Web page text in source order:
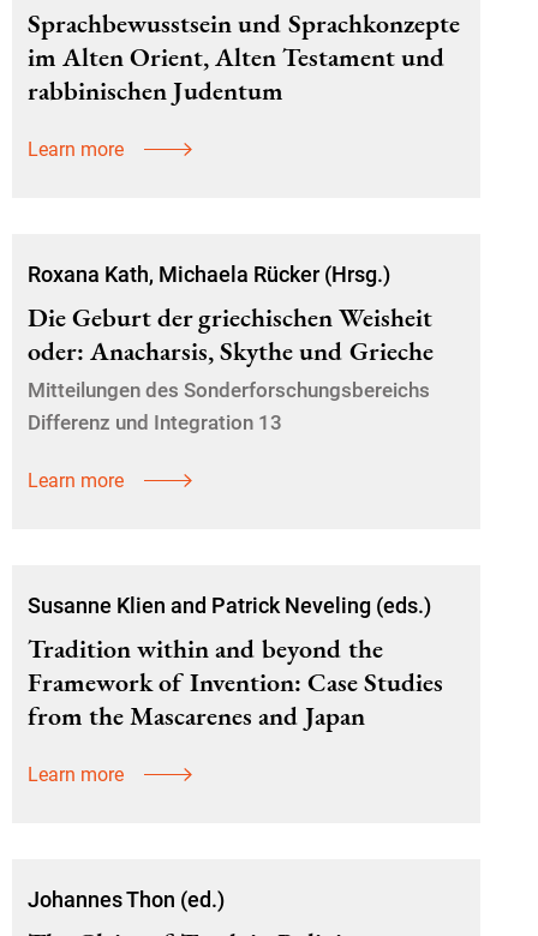
Sprachbewusstsein und Sprachkonzepte
im Alten Orient, Alten Testament und
rabbinischen Judentum
Learn more
Roxana Kath, Michaela Rücker (Hrsg.)
Die Geburt der griechischen Weisheit
oder: Anacharsis, Skythe und Grieche
Mitteilungen des Sonderforschungsbereichs
Differenz und Integration 13
Learn more
Susanne Klien and Patrick Neveling (eds.)
Tradition within and beyond the
Framework of Invention: Case Studies
from the Mascarenes and Japan
Learn more
Johannes Thon (ed.)